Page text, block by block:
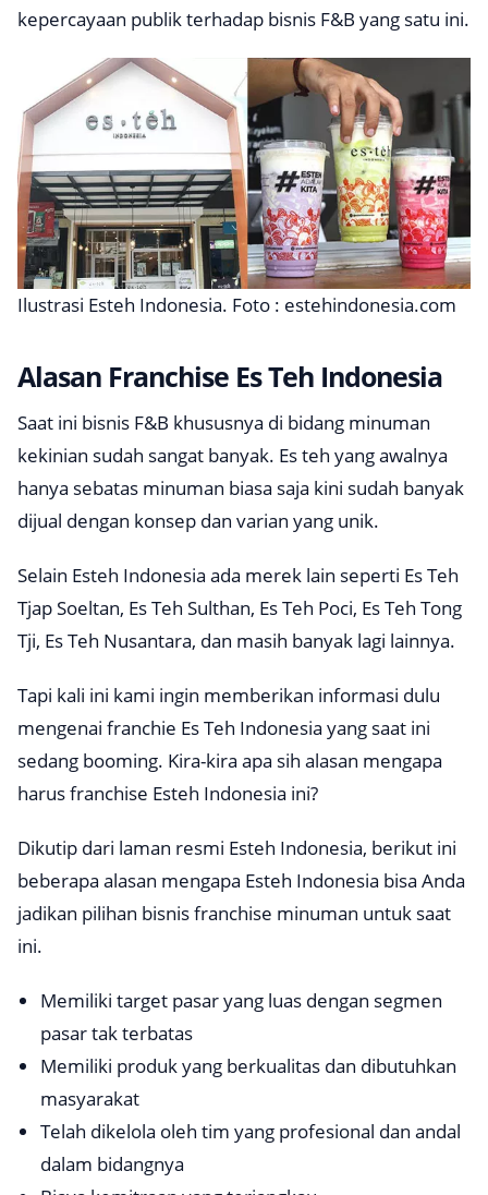
kepercayaan publik terhadap bisnis F&B yang satu ini.
Ilustrasi Esteh Indonesia. Foto : estehindonesia.com
Alasan Franchise Es Teh Indonesia
Saat ini bisnis F&B khususnya di bidang minuman
kekinian sudah sangat banyak. Es teh yang awalnya
hanya sebatas minuman biasa saja kini sudah banyak
dijual dengan konsep dan varian yang unik.
Selain Esteh Indonesia ada merek lain seperti Es Teh
Tjap Soeltan, Es Teh Sulthan, Es Teh Poci, Es Teh Tong
Tji, Es Teh Nusantara, dan masih banyak lagi lainnya.
Tapi kali ini kami ingin memberikan informasi dulu
mengenai franchie Es Teh Indonesia yang saat ini
sedang booming. Kira-kira apa sih alasan mengapa
harus franchise Esteh Indonesia ini?
Dikutip dari laman resmi Esteh Indonesia, berikut ini
beberapa alasan mengapa Esteh Indonesia bisa Anda
jadikan pilihan bisnis franchise minuman untuk saat
ini.
Memiliki target pasar yang luas dengan segmen
pasar tak terbatas
Memiliki produk yang berkualitas dan dibutuhkan
masyarakat
Telah dikelola oleh tim yang profesional dan andal
dalam bidangnya